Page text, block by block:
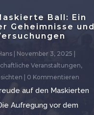
Ball: Ein
Geheimnisse und
November 3, 2025
Veranstaltungen,
| 0 Kommentieren
auf den Maskierten
Aufregung vor dem